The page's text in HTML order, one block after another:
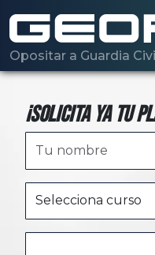
Opositar a Guardia
¡Solicita ya tu